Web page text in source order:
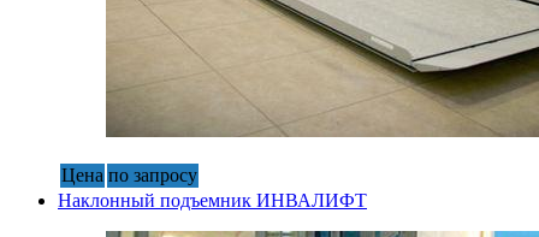
Цена по запросу
Наклонный подъемник ИНВАЛИФТ